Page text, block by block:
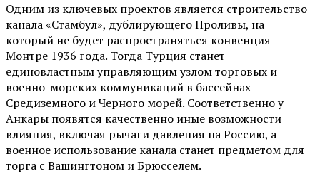
Одним из ключевых проектов является строительство
канала «Стамбул», дублирующего Проливы, на
который не будет распространяться конвенция
Монтре 1936 года. Тогда Турция станет
единовластным управляющим узлом торговых и
военно-морских коммуникаций в бассейнах
Средиземного и Черного морей. Соответственно у
Анкары появятся качественно иные возможности
влияния, включая рычаги давления на Россию, а
военное использование канала станет предметом для
торга с Вашингтоном и Брюсселем.